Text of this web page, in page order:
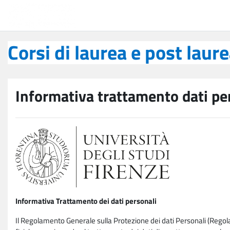
Corsi di laurea e post
Informativa trattamento dati
Informativa Trattamento dei dati personali
Il Regolamento Generale sulla Protezione dei dati Personali